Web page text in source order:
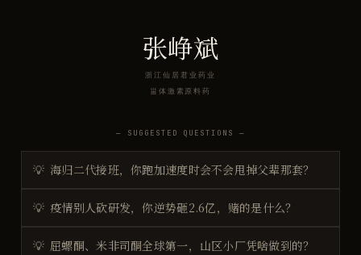
张峥斌
浙江仙居君业药业
甾体激素原料药
— SUGGESTED QUESTIONS —
💡 海归二代接班，你跑加速度时会不会甩掉父辈那套？
💡 疫情别人砍研发，你逆势砸2.6亿，赌的是什么？
💡 屈螺酮、米非司酮全球第一，山区小厂凭啥做到的？